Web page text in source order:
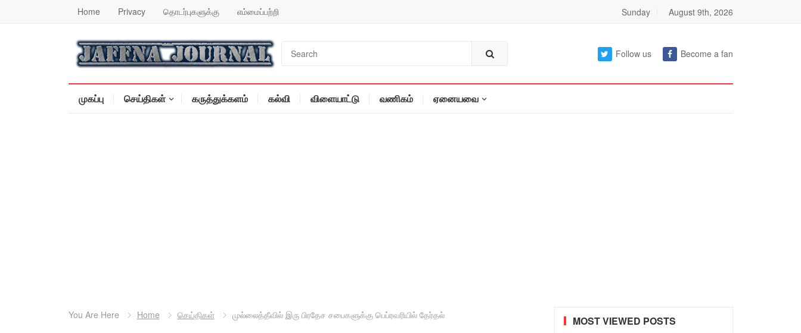
Home Privacy தொடர்புகளுக்கு எம்மைப்பற்றி Sunday August 9th, 2026
Follow us Become a fan
முகப்பு செய்திகள் கருத்துக்களம் கல்வி விளையாட்டு வணிகம் ஏனையவை
You Are Here Home செய்திகள் முல்லைத்தீவில் இரு பிரதேச சபைகளுக்கு பெப்ரவரியில் தேர்தல் MOST VIEWED POSTS